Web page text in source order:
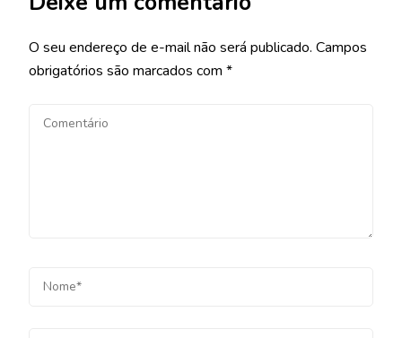
O seu endereço de e-mail não será publicado. Campos
obrigatórios são marcados com *